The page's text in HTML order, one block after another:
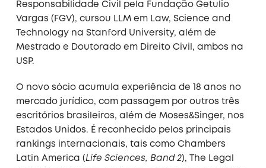
Responsabilidade Civil pela Fundação Getulio
Vargas (FGV), cursou LLM em Law, Science and
Technology na Stanford University, além de
Mestrado e Doutorado em Direito Civil, ambos na
USP.
O novo sócio acumula experiência de 18 anos no
mercado jurídico, com passagem por outros três
escritórios brasileiros, além de Moses&Singer, nos
Estados Unidos. É reconhecido pelos principais
rankings internacionais, tais como Chambers
Latin America (Life Sciences, Band 2), The Legal